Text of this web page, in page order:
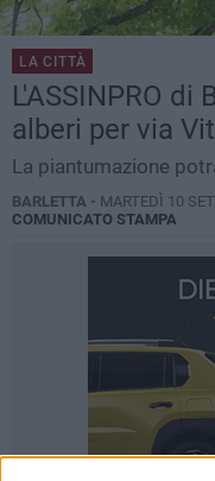
LA CITTÀ
L'ASSINPRO di
alberi per via
La piantumazione
BARLETTA - MARTEDÌ 10
COMUNICATO STAMPA